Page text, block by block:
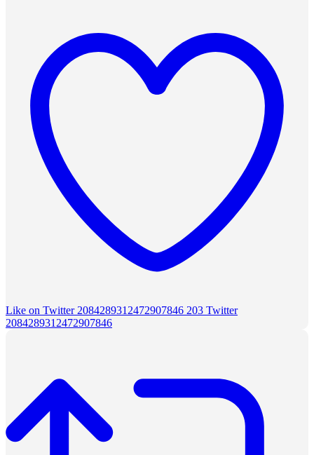
Like on Twitter 2084289312472907846 203 Twitter
2084289312472907846